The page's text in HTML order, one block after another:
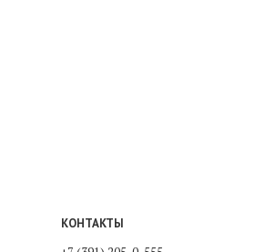
КОНТАКТЫ